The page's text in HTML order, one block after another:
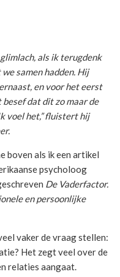
als ik terugdenk
samen hadden. Hij
en voor het eerst
besef dat dit zo maar de
voel het,” fluistert hij
boven als ik een artikel
psycholoog
De Vaderfactor.
en persoonlijke
vaker de vraag stellen:
Het zegt veel over de
relaties aangaat.